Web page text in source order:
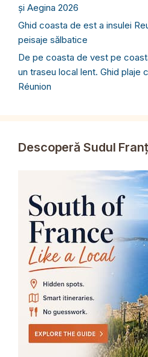
și Aegina 2026
Ghid coasta de est a insulei
peisaje sălbatice
De pe coasta de vest pe
un traseu local lent. Ghid plaje
Réunion
Descoperă Sudul